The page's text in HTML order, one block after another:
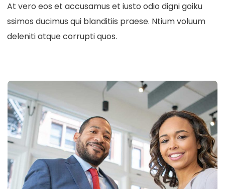
At vero eos et accusamus et iusto odio digni goiku
ssimos ducimus qui blanditiis praese. Ntium voluum
deleniti atque corrupti quos.